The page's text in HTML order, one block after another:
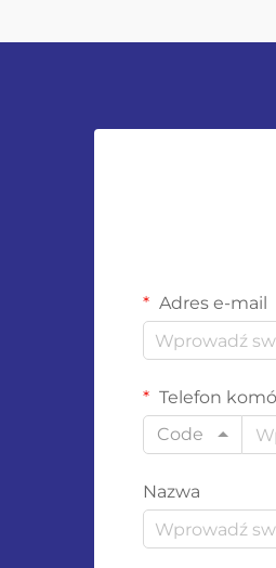
Adres e-mail
Telefon
Code
Nazwa